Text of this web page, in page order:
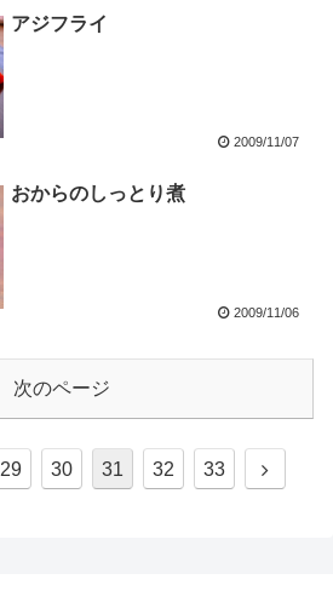
アジフライ
2009/11/07
おからのしっとり煮
2009/11/06
次のページ
29 30 31 32 33